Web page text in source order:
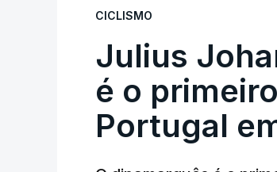
CICLISMO
Julius
é o
Portugal